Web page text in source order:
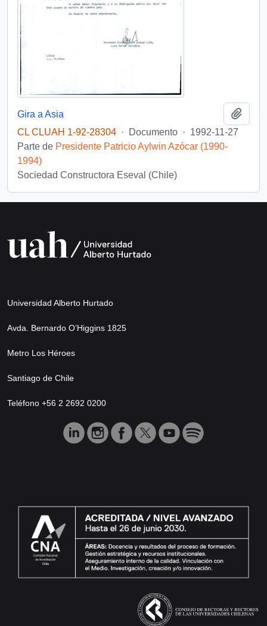
Gira a Asia
CL CLUAH 1-92-28304 · Documento · 1992-11-27
Parte de Presidente Patricio Aylwin Azócar (1990-
1994)
Sociedad Constructora Eseval (Chile)
Universidad Alberto Hurtado
Avda. Bernardo O’Higgins 1825
Metro Los Héroes
Santiago de Chile
Teléfono +56 2 2692 0200